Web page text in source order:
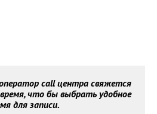
call центра свяжется
что бы выбрать удобное
для записи.